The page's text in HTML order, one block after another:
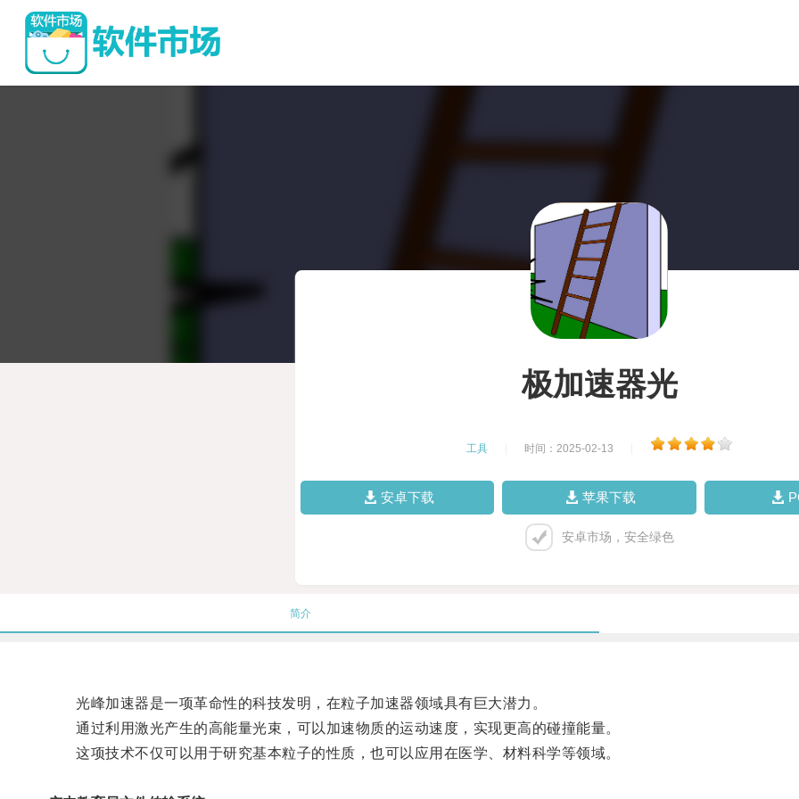
极加速器光
工具 时间：2025-02-13
安卓下载 苹果下载
安卓市场，安全绿色
简介
光峰加速器是一项革命性的科技发明，在粒子加速器领域具有巨大潜力。
通过利用激光产生的高能量光束，可以加速物质的运动速度，实现更高的碰撞能量。
这项技术不仅可以用于研究基本粒子的性质，也可以应用在医学、材料科学等领域。